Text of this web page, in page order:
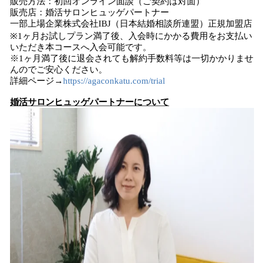
販売店：婚活サロンヒュッゲパートナー
一部上場企業株式会社IBJ（日本結婚相談所連盟）正規加盟店
※1ヶ月お試しプラン満了後、入会時にかかる費用をお支払い
いただき本コースへ入会可能です。
※1ヶ月満了後に退会されても解約手数料等は一切かかりませ
んのでご安心ください。
詳細ページ→https://agaconkatu.com/trial
婚活サロンヒュッゲパートナーについて